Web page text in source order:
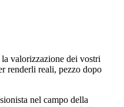
valorizzazione dei vostri
renderli reali, pezzo dopo
nel campo della